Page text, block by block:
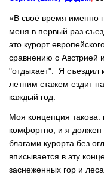
«В своё время именно
меня в первый раз
это курорт
сравнению с Австрией
"отдыхает". Я съездил
летним стажем ездит
каждый год.
Моя концепция
комфортно, и я должен
благами курорта без
вписывается в эту
заснеженных гор и